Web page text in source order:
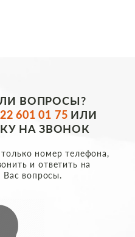
ВОПРОСЫ?
601 01 75 ИЛИ
НА ЗВОНОК
номер телефона,
и ответить на
вопросы.